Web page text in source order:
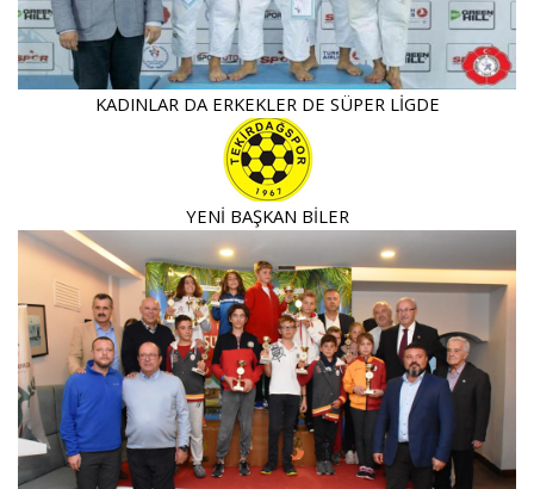
KADINLAR DA ERKEKLER DE SÜPER LİGDE
YENİ BAŞKAN BİLER